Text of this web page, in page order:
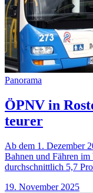
Panorama
ÖPNV in
teurer
Ab dem 1. Dezember
Bahnen und Fähren
durchschnittlich 5,7
19. November 2025